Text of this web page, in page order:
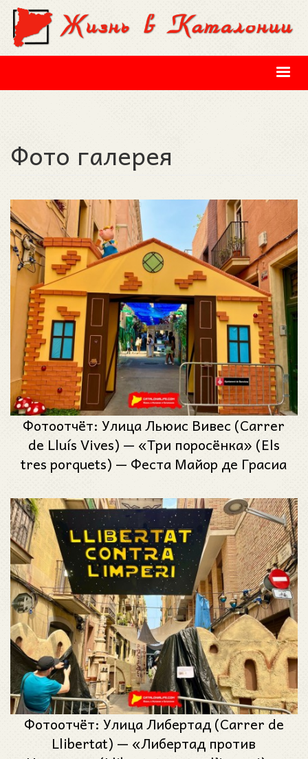
Перейти к основному содержанию
Фото галерея
Фотоотчёт: Улица Льюис Вивес (Carrer
de Lluís Vives) — «Три поросёнка» (Els
tres porquets) — Феста Майор де Грасиа
Фотоотчёт: Улица Либертад (Carrer de
Llibertat) — «Либертад против